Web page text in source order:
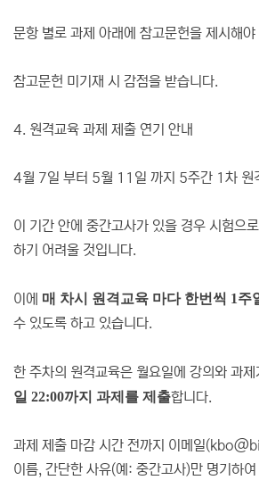
문항 별로 과제 아래에 참고문헌을 제시해야
참고문헌 미기재 시 감점을 받습니다.
4. 원격교육 과제 제출 연기 안내
4월 7일 부터 5월 11일 까지 5주간 1차 원
이 기간 안에 중간고사가 있을 경우 시험으
하기 어려울 것입니다.
이에 매 차시 원격교육 마다 한번씩 1주
수 있도록 하고 있습니다.
한 주차의 원격교육은 월요일에 강의와 과제
일 22:00까지 과제를 제출합니다.
과제 제출 마감 시간 전까지 이메일
이름, 간단한 사유(예: 중간고사)만 명기하